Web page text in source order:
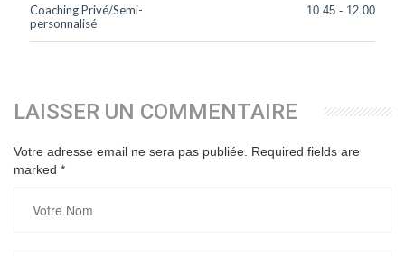
Coaching Privé/Semi-
personnalisé
10.45 - 12.00
LAISSER UN COMMENTAIRE
Votre adresse email ne sera pas publiée. Required fields are
marked *